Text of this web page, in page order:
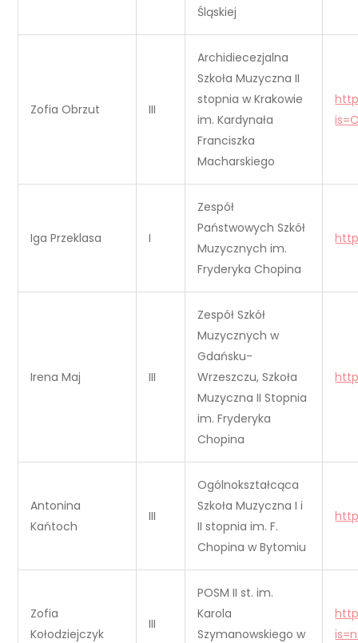
Śląskiej
Zofia Obrzut III
Archidiecezjalna
Szkoła Muzyczna II
stopnia w Krakowie
im. Kardynała
Franciszka
Macharskiego
Iga Przeklasa I
Zespół
Państwowych Szkół
Muzycznych im.
Fryderyka Chopina
Irena Maj III
Zespół Szkół
Muzycznych w
Gdańsku-
Wrzeszczu, Szkoła
Muzyczna II Stopnia
im. Fryderyka
Chopina
Antonina
Kańtoch
III
Ogólnokształcąca
Szkoła Muzyczna I i
II stopnia im. F.
Chopina w Bytomiu
Zofia
Kołodziejczyk
III
POSM II st. im.
Karola
Szymanowskiego w